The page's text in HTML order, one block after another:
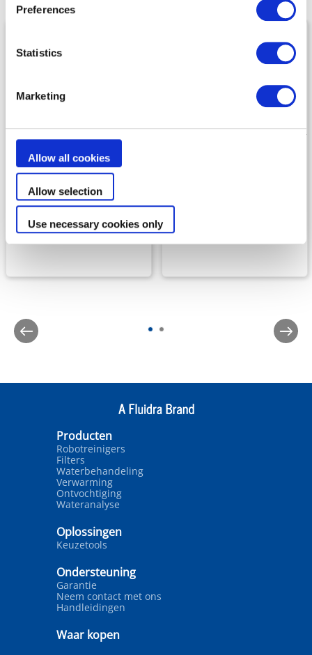
Preferences
Statistics
Marketing
Allow all cookies
Allow selection
Use necessary cookies only
Filters
MS
PREMIUM FILTERING
MILIEUVRIENDELIJK
Producten
Robotreinigers
Filters
Waterbehandeling
Verwarming
Ontvochtiging
Wateranalyse
Oplossingen
Keuzetools
Ondersteuning
Garantie
Neem contact met ons
Handleidingen
Waar kopen